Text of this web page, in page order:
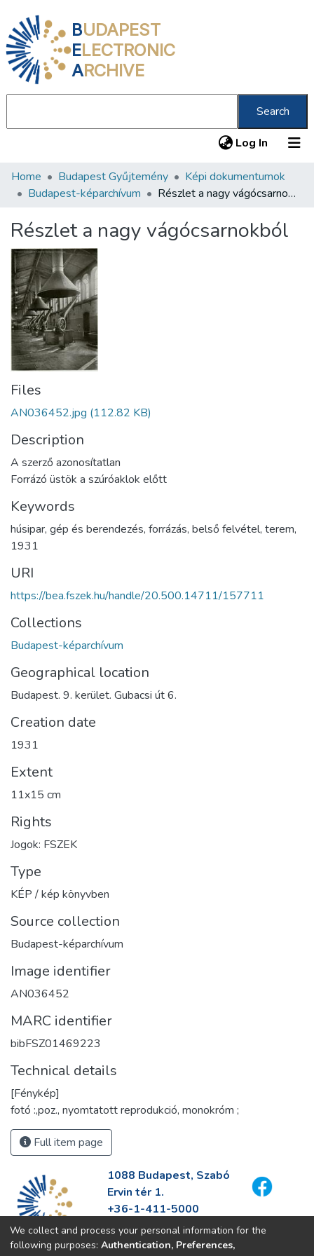
BUDAPEST
ELECTRONIC
ARCHIVE
Search
Log In (current)
Communities & Collections
Statistics
About us
Home Budapest Gyűjtemény
Képi dokumentumok
Budapest-képarchívum
Részlet a nagy vágócsarnokból
Részlet a nagy vágócsarnokból
Files
AN036452.jpg (112.82 KB)
Description
A szerző azonosítatlan
Forrázó üstök a szúróaklok előtt
Keywords
húsipar, gép és berendezés, forrázás, belső felvétel, terem,
1931
URI
https://bea.fszek.hu/handle/20.500.14711/157711
Collections
Budapest-képarchívum
Geographical location
Budapest. 9. kerület. Gubacsi út 6.
Creation date
1931
Extent
11x15 cm
Rights
Jogok: FSZEK
Type
KÉP / kép könyvben
Source collection
Budapest-képarchívum
Image identifier
AN036452
MARC identifier
bibFSZ01469223
Technical details
[Fénykép]
fotó :,poz., nyomtatott reprodukció, monokróm ;
Full item page
1088 Budapest, Szabó
Ervin tér 1.
+36-1-411-5000
info@fszek.hu
https://fszek.hu
We collect and process your personal information for the
following purposes: Authentication, Preferences,